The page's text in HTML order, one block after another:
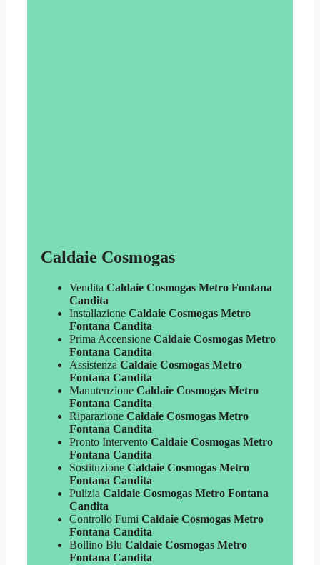
Caldaie Cosmogas
Vendita Caldaie Cosmogas Metro Fontana
Candita
Installazione Caldaie Cosmogas Metro
Fontana Candita
Prima Accensione Caldaie Cosmogas Metro
Fontana Candita
Assistenza Caldaie Cosmogas Metro
Fontana Candita
Manutenzione Caldaie Cosmogas Metro
Fontana Candita
Riparazione Caldaie Cosmogas Metro
Fontana Candita
Pronto Intervento Caldaie Cosmogas Metro
Fontana Candita
Sostituzione Caldaie Cosmogas Metro
Fontana Candita
Pulizia Caldaie Cosmogas Metro Fontana
Candita
Controllo Fumi Caldaie Cosmogas Metro
Fontana Candita
Bollino Blu Caldaie Cosmogas Metro
Fontana Candita